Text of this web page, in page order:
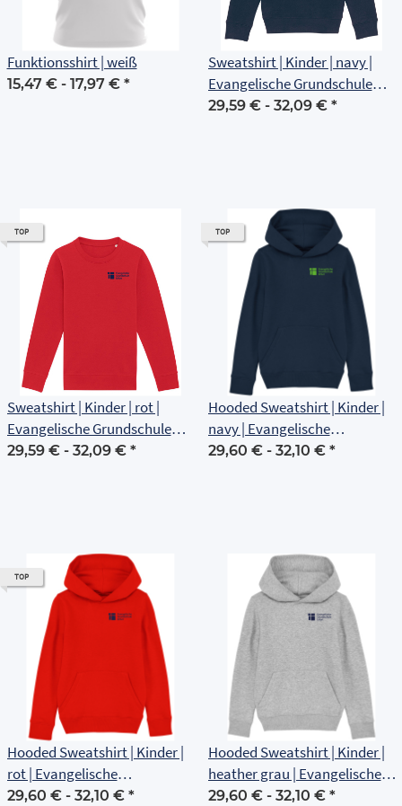
Funktionsshirt | weiß
15,47 € - 17,97 € *
Sweatshirt | Kinder | navy |
Evangelische Grundschule
Erfurt
29,59 € - 32,09 € *
TOP
Sweatshirt | Kinder | rot |
Evangelische Grundschule
Erfurt
29,59 € - 32,09 € *
TOP
Hooded Sweatshirt | Kinder |
navy | Evangelische
Grundschule Erfurt
29,60 € - 32,10 € *
TOP
Hooded Sweatshirt | Kinder |
rot | Evangelische
Grundschule Erfurt
29,60 € - 32,10 € *
Hooded Sweatshirt | Kinder |
heather grau | Evangelische
Grundschule Erfurt
29,60 € - 32,10 € *